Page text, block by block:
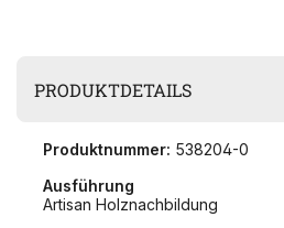
PRODUKTDETAILS
Produktnummer: 538204-0
Ausführung
Artisan Holznachbildung